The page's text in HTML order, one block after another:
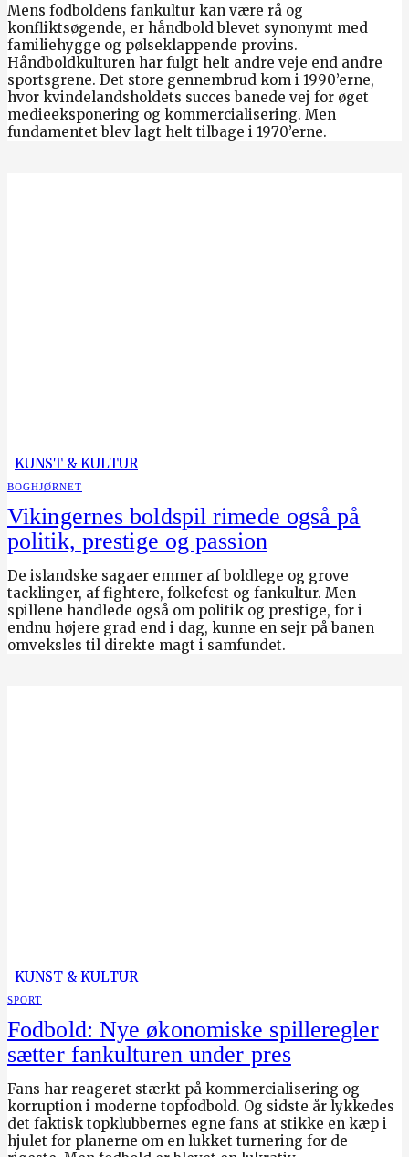
Mens fodboldens fankultur kan være rå og
konfliktsøgende, er håndbold blevet synonymt med
familiehygge og pølseklappende provins.
Håndboldkulturen har fulgt helt andre veje end andre
sportsgrene. Det store gennembrud kom i 1990’erne,
hvor kvindelandsholdets succes banede vej for øget
medieeksponering og kommercialisering. Men
fundamentet blev lagt helt tilbage i 1970’erne.
KUNST & KULTUR
BOGHJØRNET
Vikingernes boldspil rimede også på
politik, prestige og passion
De islandske sagaer emmer af boldlege og grove
tacklinger, af fightere, folkefest og fankultur. Men
spillene handlede også om politik og prestige, for i
endnu højere grad end i dag, kunne en sejr på banen
omveksles til direkte magt i samfundet.
KUNST & KULTUR
SPORT
Fodbold: Nye økonomiske spilleregler
sætter fankulturen under pres
Fans har reageret stærkt på kommercialisering og
korruption i moderne topfodbold. Og sidste år lykkedes
det faktisk topklubbernes egne fans at stikke en kæp i
hjulet for planerne om en lukket turnering for de